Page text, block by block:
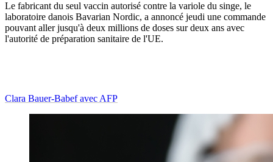
Le fabricant du seul vaccin autorisé contre la variole du singe, le
laboratoire danois Bavarian Nordic, a annoncé jeudi une commande
pouvant aller jusqu'à deux millions de doses sur deux ans avec
l'autorité de préparation sanitaire de l'UE.
Clara Bauer-Babef avec AFP